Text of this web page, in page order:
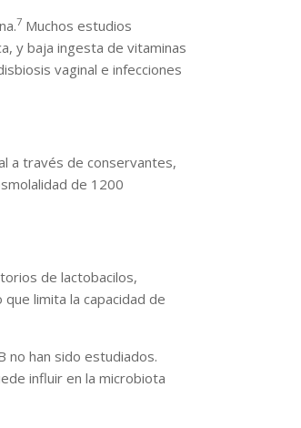
7 Muchos estudios
y baja ingesta de vitaminas
vaginal e infecciones
a través de conservantes,
de 1200
de lactobacilos,
limita la capacidad de
no han sido estudiados.
influir en la microbiota